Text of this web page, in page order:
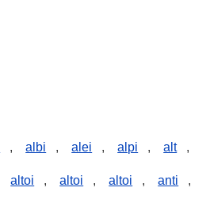
, albi , alei , alpi , alt ,
altoi , altoi , altoi , anti ,